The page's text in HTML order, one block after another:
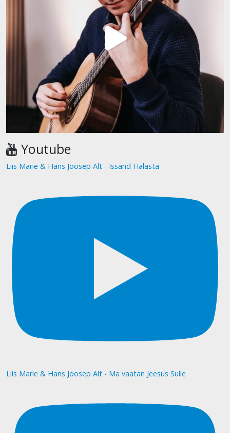
Youtube
Liis Marie & Hans Joosep Alt - Issand Halasta
Liis Marie & Hans Joosep Alt - Ma vaatan Jeesus Sulle